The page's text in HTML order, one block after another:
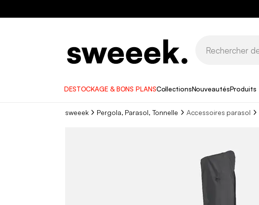
DESTOCKAGE & BONS PLANSCollectionsNouveautésProduits
sweeek Pergola, Parasol, Tonnelle Accessoires parasol